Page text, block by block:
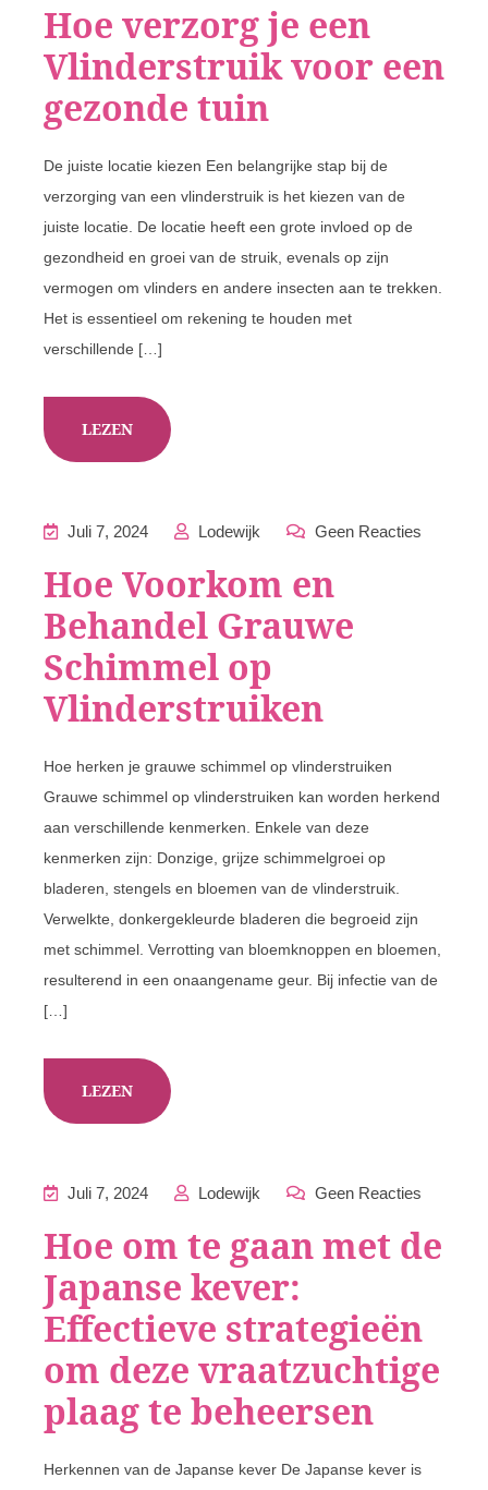
Hoe verzorg je een
Vlinderstruik voor een
gezonde tuin
De juiste locatie kiezen Een belangrijke stap bij de
verzorging van een vlinderstruik is het kiezen van de
juiste locatie. De locatie heeft een grote invloed op de
gezondheid en groei van de struik, evenals op zijn
vermogen om vlinders en andere insecten aan te trekken.
Het is essentieel om rekening te houden met
verschillende […]
LEZEN
Juli 7, 2024 Lodewijk Geen Reacties
Hoe Voorkom en
Behandel Grauwe
Schimmel op
Vlinderstruiken
Hoe herken je grauwe schimmel op vlinderstruiken
Grauwe schimmel op vlinderstruiken kan worden herkend
aan verschillende kenmerken. Enkele van deze
kenmerken zijn: Donzige, grijze schimmelgroei op
bladeren, stengels en bloemen van de vlinderstruik.
Verwelkte, donkergekleurde bladeren die begroeid zijn
met schimmel. Verrotting van bloemknoppen en bloemen,
resulterend in een onaangename geur. Bij infectie van de
[…]
LEZEN
Juli 7, 2024 Lodewijk Geen Reacties
Hoe om te gaan met de
Japanse kever:
Effectieve strategieën
om deze vraatzuchtige
plaag te beheersen
Herkennen van de Japanse kever De Japanse kever is